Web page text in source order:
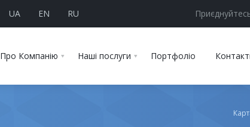
UA EN RU
Про Компанію Наші послуги Портфоліо